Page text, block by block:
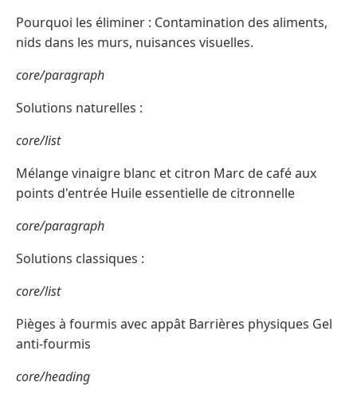
Pourquoi les éliminer : Contamination des aliments,
nids dans les murs, nuisances visuelles.
core/paragraph
Solutions naturelles :
core/list
Mélange vinaigre blanc et citron Marc de café aux
points d'entrée Huile essentielle de citronnelle
core/paragraph
Solutions classiques :
core/list
Pièges à fourmis avec appât Barrières physiques Gel
anti-fourmis
core/heading